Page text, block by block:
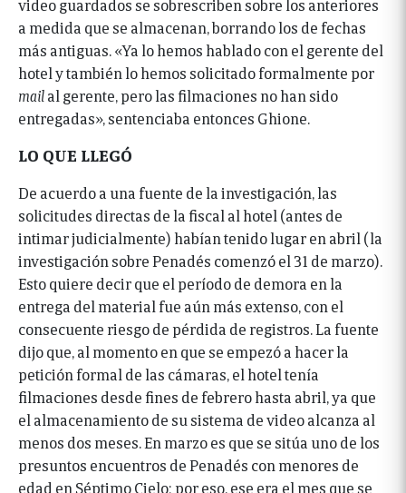
video guardados se sobrescriben sobre los anteriores
a medida que se almacenan, borrando los de fechas
más antiguas. «Ya lo hemos hablado con el gerente del
hotel y también lo hemos solicitado formalmente por
mailal gerente, pero las filmaciones no han sido
entregadas», sentenciaba entonces Ghione.
LO QUE LLEGÓ
De acuerdo a una fuente de la investigación, las
solicitudes directas de la fiscal al hotel (antes de
intimar judicialmente) habían tenido lugar en abril (la
investigación sobre Penadés comenzó el 31 de marzo).
Esto quiere decir que el período de demora en la
entrega del material fue aún más extenso, con el
consecuente riesgo de pérdida de registros. La fuente
dijo que, al momento en que se empezó a hacer la
petición formal de las cámaras, el hotel tenía
filmaciones desde fines de febrero hasta abril, ya que
el almacenamiento de su sistema de video alcanza al
menos dos meses. En marzo es que se sitúa uno de los
presuntos encuentros de Penadés con menores de
edad en Séptimo Cielo; por eso, ese era el mes que se